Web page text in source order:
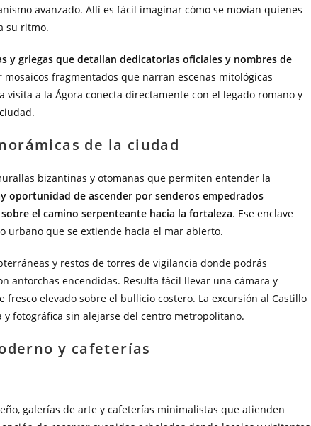
avanzado. Allí es fácil imaginar cómo se movían quienes
su ritmo.
y griegas que detallan dedicatorias oficiales y nombres de
mosaicos fragmentados que narran escenas mitológicas
a la Ágora conecta directamente con el legado romano y
de la ciudad
bizantinas y otomanas que permiten entender la
oportunidad de ascender por senderos empedrados
el camino serpenteante hacia la fortaleza. Ese enclave
que se extiende hacia el mar abierto.
y restos de torres de vigilancia donde podrás
antorchas encendidas. Resulta fácil llevar una cámara y
elevado sobre el bullicio costero. La excursión al Castillo
fotográfica sin alejarse del centro metropolitano.
y cafeterías
galerías de arte y cafeterías minimalistas que atienden